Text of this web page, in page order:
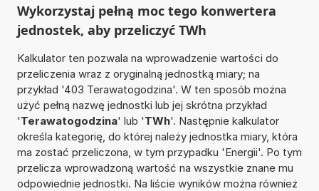
Wykorzystaj pełną moc tego konwertera
jednostek, aby przeliczyć TWh
Kalkulator ten pozwala na wprowadzenie wartości do
przeliczenia wraz z oryginalną jednostką miary; na
przykład '403 Terawatogodzina'. W ten sposób można
użyć pełną nazwę jednostki lub jej skrótna przykład
'Terawatogodzina' lub 'TWh'. Następnie kalkulator
określa kategorię, do której należy jednostka miary, która
ma zostać przeliczona, w tym przypadku 'Energii'. Po tym
przelicza wprowadzoną wartość na wszystkie znane mu
odpowiednie jednostki. Na liście wyników można również